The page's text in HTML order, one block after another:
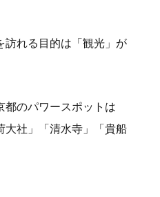
訪れる目的は「観光」が
都のパワースポットは
大社」「清水寺」「貴船